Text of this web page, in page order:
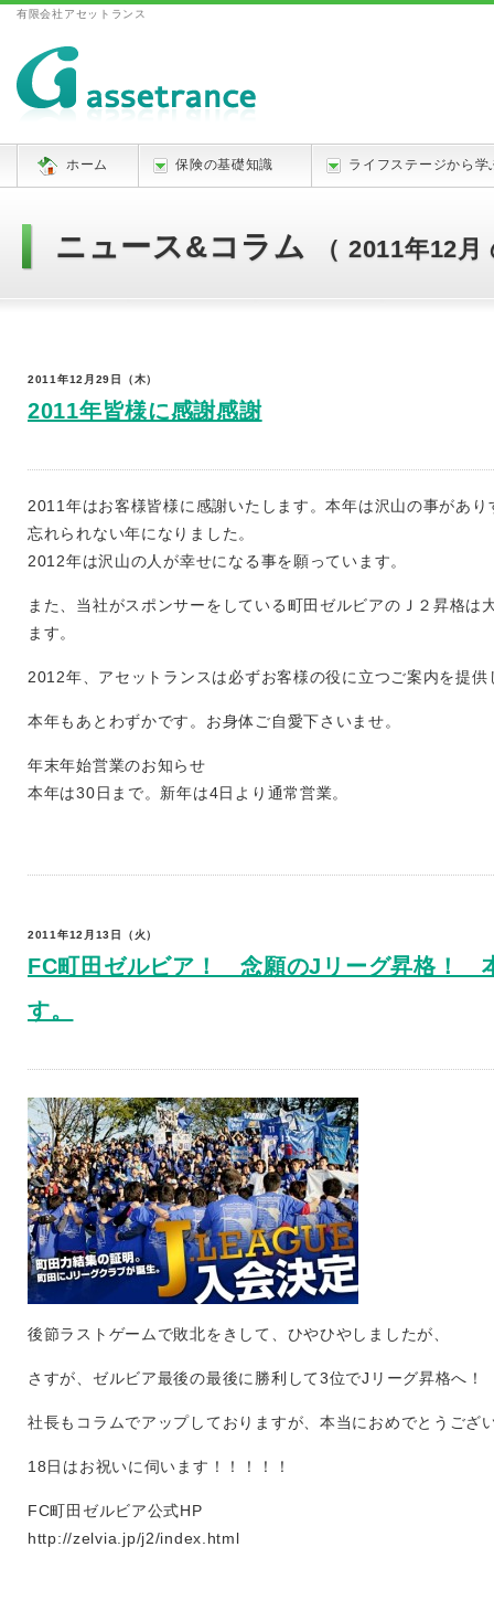
有限会社アセットランス
ホーム 保険の基礎知識 ライフステージから学
ニュース&コラム （ 2011年12
2011年12月29日（木）
2011年皆様に感謝感謝
2011年はお客様皆様に感謝いたします。本年は沢山の事があり
忘れられない年になりました。
2012年は沢山の人が幸せになる事を願っています。
また、当社がスポンサーをしている町田ゼルビアのＪ２昇格は
ます。
2012年、アセットランスは必ずお客様の役に立つご案内を提
本年もあとわずかです。お身体ご自愛下さいませ。
年末年始営業のお知らせ
本年は30日まで。新年は4日より通常営業。
2011年12月13日（火）
FC町田ゼルビア！ 念願のJリーグ昇格！
す。
後節ラストゲームで敗北をきして、ひやひやしましたが、
さすが、ゼルビア最後の最後に勝利して3位でJリーグ昇格へ！
社長もコラムでアップしておりますが、本当におめでとうござ
18日はお祝いに伺います！！！！！
FC町田ゼルビア公式HP
http://zelvia.jp/j2/index.html